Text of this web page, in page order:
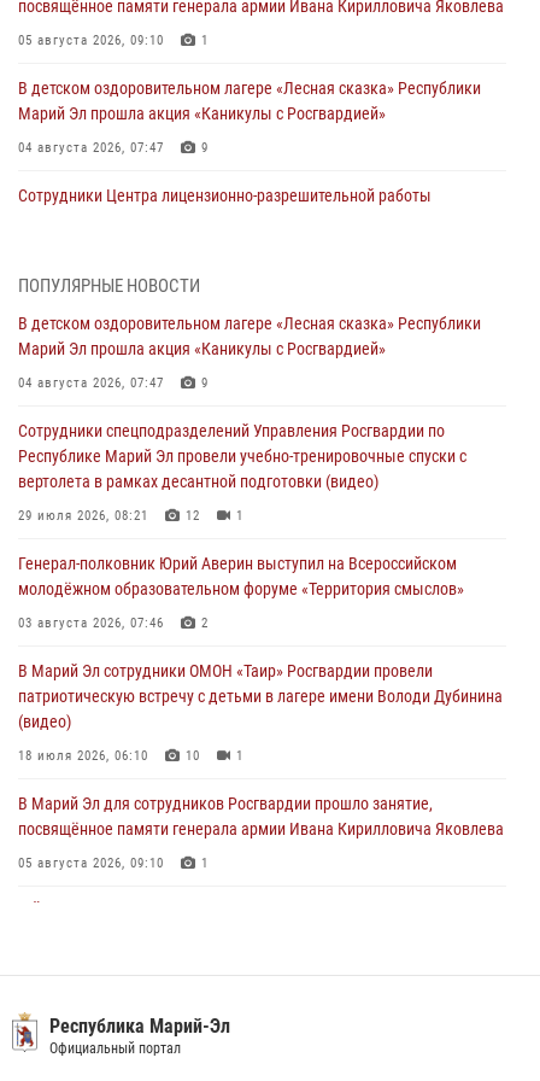
посвящённое памяти генерала армии Ивана Кирилловича Яковлева
05 августа 2026, 09:10 1
В детском оздоровительном лагере «Лесная сказка» Республики
Марий Эл прошла акция «Каникулы с Росгвардией»
04 августа 2026, 07:47 9
Сотрудники Центра лицензионно-разрешительной работы
04 августа 2026, 06:46
В Йошкар-Оле для сотрудников Росгвардии провели занятие по
антикоррупционной тематике
04 августа 2026, 06:06 2
Генерал-полковник Юрий Аверин выступил на Всероссийском
молодёжном образовательном форуме «Территория смыслов»
03 августа 2026, 07:46
празднования Дня ВДВ и проведения матчевого турнира на Кубок
Раимкуля Малахбекова
03 августа 2026, 06:52 7
Центральная войсковая комендатура Росгвардии отмечает день
образования 2 августа
02 августа 2026, 11:44
ПОПУЛЯРНЫЕ НОВОСТИ
В детском оздоровительном лагере «Лесная сказка» Республики
Марий Эл прошла акция «Каникулы с Росгвардией»
04 августа 2026, 07:47 9
Сотрудники спецподразделений Управления Росгвардии по
Республике Марий Эл провели учебно-тренировочные спуски с
вертолета в рамках десантной подготовки (видео)
29 июля 2026, 08:21 12 1
Генерал-полковник Юрий Аверин выступил на Всероссийском
молодёжном образовательном форуме «Территория смыслов»
03 августа 2026, 07:46 2
В Марий Эл сотрудники ОМОН «Таир» Росгвардии провели
патриотическую встречу с детьми в лагере имени Володи Дубинина
(видео)
18 июля 2026, 06:10 10 1
В Марий Эл для сотрудников Росгвардии прошло занятие,
посвящённое памяти генерала армии Ивана Кирилловича Яковлева
05 августа 2026, 09:10 1
В Марий Эл сотрудники Росгвардии присоединились к масштабной
донорской акции (видео)
Республика Марий-Эл
Официальный портал